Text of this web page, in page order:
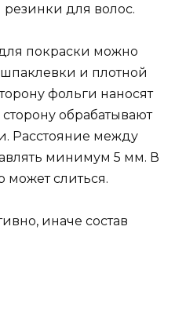
резинки для волос.
покраски можно
и плотной
фольги наносят
обрабатывают
Расстояние между
минимум 5 мм. В
может слиться.
иначе состав